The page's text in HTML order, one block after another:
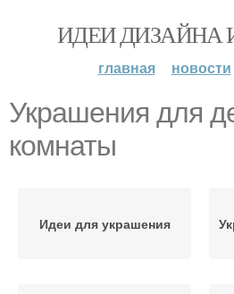
ИДЕИ ДИЗАЙНА
главная новости
Украшения для
комнаты
Идеи для украшения